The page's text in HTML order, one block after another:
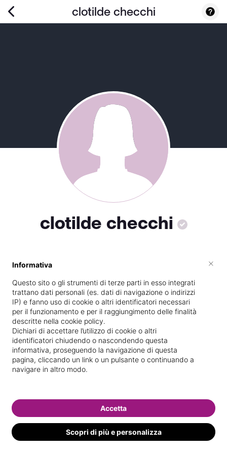
clotilde checchi
clotilde checchi
Specializzata inMassaggi del
benessere
Vedi le informazioni di clotilde
Informativa
Questo sito o gli strumenti di terze parti in esso integrati
trattano dati personali (es. dati di navigazione o indirizzi
IP) e fanno uso di cookie o altri identificatori necessari
per il funzionamento e per il raggiungimento delle finalità
descritte nella cookie policy.
Dichiari di accettare l’utilizzo di cookie o altri
identificatori chiudendo o nascondendo questa
informativa, proseguendo la navigazione di questa
pagina, cliccando un link o un pulsante o continuando a
navigare in altro modo.
Scopri di più e personalizza
Accetta
×